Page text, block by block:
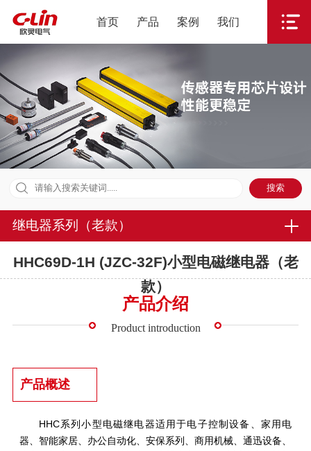
首页 产品 案例 我们
继电器系列（老款）
HHC69D-1H (JZC-32F)小型电磁继电器（老
款）
产品介绍
Product introduction
产品概述
HHC系列小型电磁继电器适用于电子控制设备、家用电
器、智能家居、办公自动化、安保系列、商用机械、通迅设备、